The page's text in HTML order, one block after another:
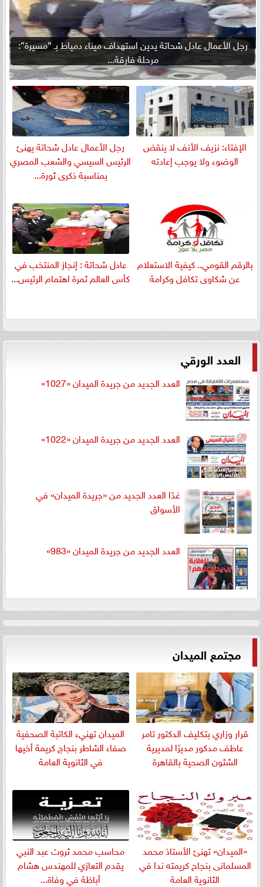
رجل الأعمال عادل شحاتة يدين استهداف ميناء دمياط بـ ”مسيرة”:
مرحلة فارقة...
الإفتاء: نزيف الأنف لا ينقض
الوضوء ولا يوجب إعادته
رجل الأعمال عادل شحاتة يهنئ
الرئيس السيسي والشعب المصري
بمناسبة ذكرى ثورة...
بالرقم القومي.. كيفية الاستعلام
عن شكاوى تكافل وكرامة
عادل شحاتة : إنجاز المنتخب في
كأس العالم ثمرة اهتمام الرئيس...
العدد الورقي
العدد الجديد من جريدة الميدان «1027»
العدد الجديد من جريدة الميدان «1022»
غدًا العدد الجديد من «جريدة الميدان» في
الأسواق
العدد الجديد من جريدة الميدان «983»
مجتمع الميدان
قرار وزاري بتكليف الدكتور تامر
عاطف مدكور مديرًا لمديرية
الشئون الصحية بالقاهرة
الميدان تهنيء الكاتبة الصحفية
صفاء الشاطر بنجاج كريمة أخيها
في الثانوية العامة
«الميدان» تهنئ الأستاذ محمد
المسلمانى بنجاح كريمته ندا في
الثانوية العامة
​محاسب محمد ثروت عبد النبي
يقدم التعازي للمهندس هشام
أباظة في وفاة...